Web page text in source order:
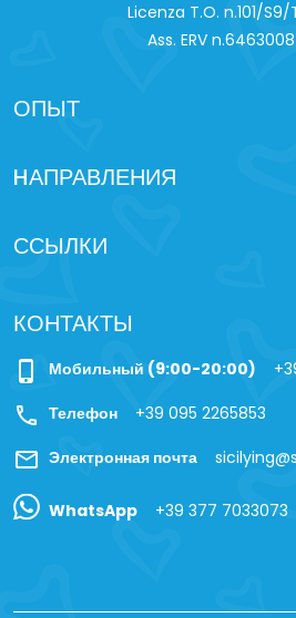
Licenza T.O. n.101/S9/
Ass. ERV
ОПЫТ
HАПРАВЛЕНИЯ
ССЫЛКИ
КОНТАКТЫ
phone_iphone Мобильный (9:00-20:00)
call Телефон +39 095 2265853
mail Электронная почта
WhatsApp +39 377 7033073